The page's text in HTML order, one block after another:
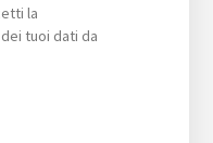
la
tuoi dati da